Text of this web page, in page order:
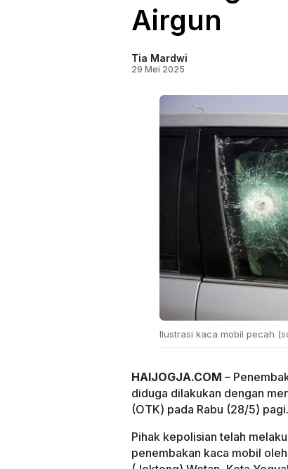
Airgun
Tia Mardwi
29 Mei 2025
Ilustrasi kaca mobil pecah
HAIJOGJA.COM –
diduga dilakukan dengan
(OTK) pada Rabu (28/5) pagi.
Pihak kepolisian telah
penembakan kaca mobil